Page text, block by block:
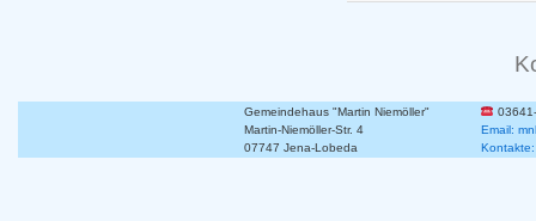
Gemeindehaus "Martin Niemöller"
Martin-Niemöller-Str. 4
Email:
07747 Jena-Lobeda